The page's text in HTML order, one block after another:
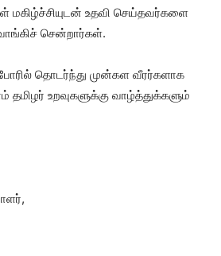
மகிழ்ச்சியுடன் உதவி செய்தவர்களை
சென்றார்கள்.
தொடர்ந்து முன்கள வீரர்களாக
தமிழர் உறவுகளுக்கு வாழ்த்துக்களும்